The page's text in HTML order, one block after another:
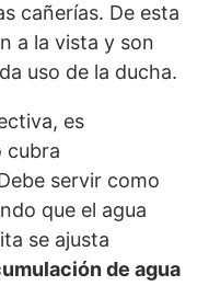
cañerías. De esta
a la vista y son
uso de la ducha.
es
cubra
servir como
que el agua
se ajusta
de agua